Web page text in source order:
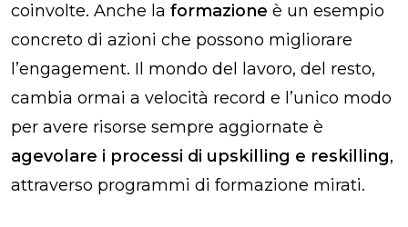
coinvolte. Anche la formazione è un esempio
concreto di azioni che possono migliorare
l’engagement. Il mondo del lavoro, del resto,
cambia ormai a velocità record e l’unico modo
per avere risorse sempre aggiornate è
agevolare i processi di upskilling e reskilling,
attraverso programmi di formazione mirati.